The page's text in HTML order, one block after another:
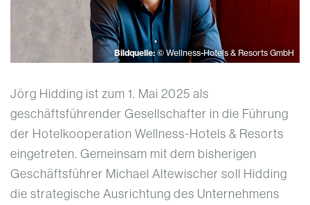
Bildquelle: © Wellness-Hotels & Resorts GmbH
Jörg Hidding ist zum 1. Mai 2025 als
geschäftsführender Gesellschafter in die Führung
der Hotelkooperation Wellness-Hotels & Resorts
eingetreten. Gemeinsam mit dem bisherigen
Geschäftsführer Michael Altewischer soll Hidding
die strategische Ausrichtung des Unternehmens